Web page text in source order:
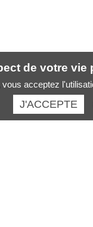
de votre vie
acceptez
J'ACCEPTE